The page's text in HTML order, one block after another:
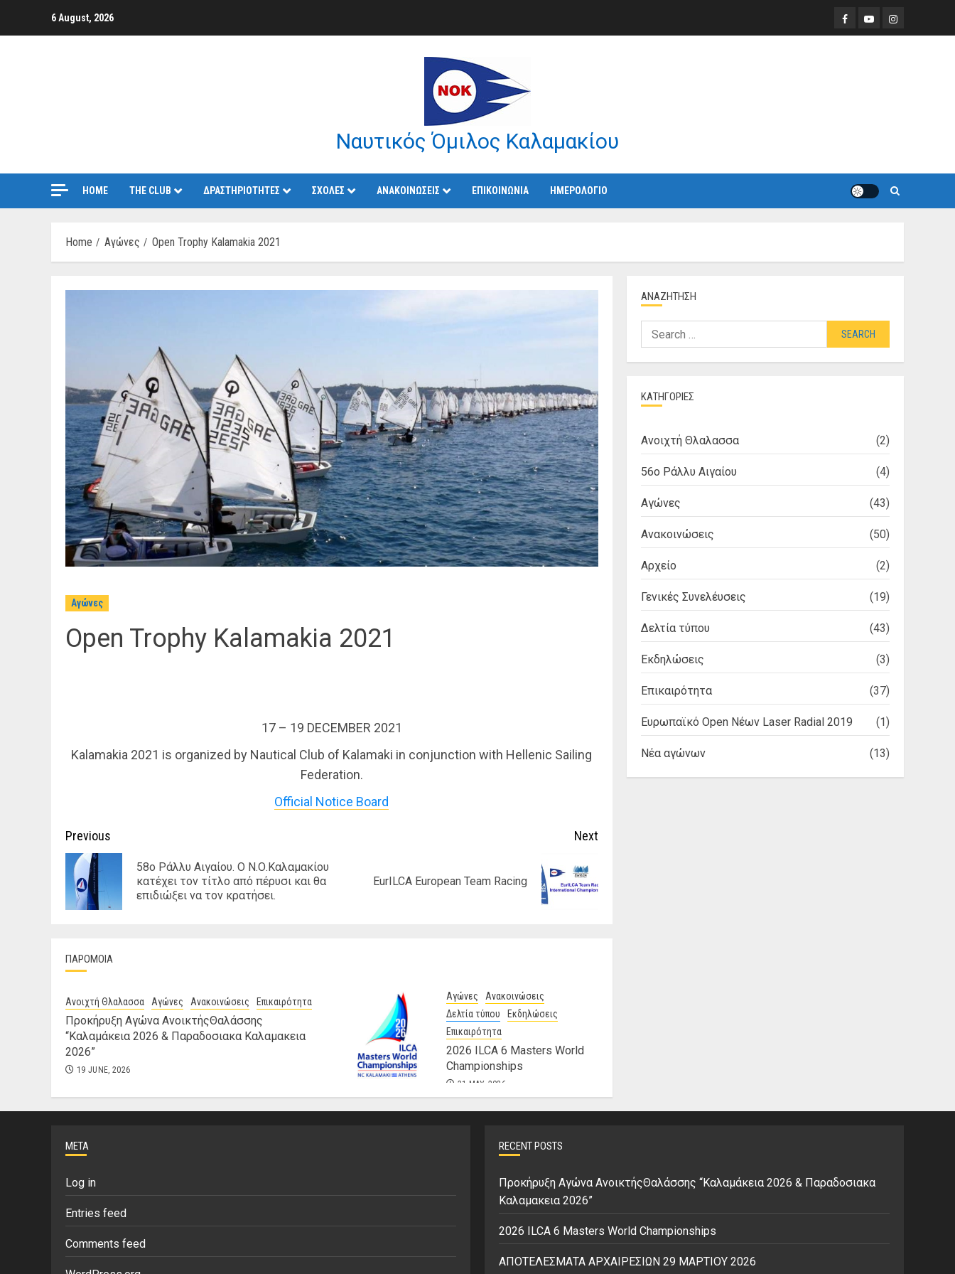
6 August, 2026 Facebook
YoutubeInstagram
Ναυτικός Όμιλος Καλαμακίου
HOME THE CLUB ΔΡΑΣΤΗΡΙΟΤΗΤΕΣ ΣΧΟΛΕΣ ΑΝΑΚΟΙΝΩΣΕΙΣ ΕΠΙΚΟΙΝΩΝΙΑ ΗΜΕΡΟΛOΓΙΟ
Home Αγώνες Open Trophy Kalamakia 2021
Αγώνες
Open Trophy Kalamakia 2021
17 – 19 DECEMBER 2021
Kalamakia 2021 is organized by Nautical Club of Kalamaki in conjunction with Hellenic Sailing
Federation.
Official Notice Board
Continue
Reading
Previous
Previous
58o Ράλλυ Αιγαίου. Ο Ν.Ο.Καλαμακίου
κατέχει τον τίτλο από πέρυσι και θα
επιδιώξει να τον κρατήσει.
Next
EurILCA European Team Racing
ΠΑΡΟΜΟΙΑ
Ανοιχτή Θλαλασσα Αγώνες Ανακοινώσεις Επικαιρότητα
Προκήρυξη Αγώνα ΑνοικτήςΘαλάσσης
“Καλαμάκεια 2026 & Παραδοσιακα Καλαμακεια
2026”
19 JUNE, 2026
Αγώνες
Ανακοινώσεις
Δελτία τύπου
Εκδηλώσεις
Επικαιρότητα
2026 ILCA 6 Masters World
Championships
31 MAY, 2026
ΑΝΑΖΗΤΗΣΗ
Search
for:
ΚΑΤΗΓΟΡΙΕΣ
Ανοιχτή Θλαλασσα (2)
56ο Ράλλυ Αιγαίου (4)
Αγώνες (43)
Ανακοινώσεις (50)
Αρχείο (2)
Γενικές Συνελέυσεις (19)
Δελτία τύπου (43)
Εκδηλώσεις (3)
Επικαιρότητα (37)
Ευρωπαϊκό Open Νέων Laser Radial 2019 (1)
Νέα αγώνων (13)
META
Log in
Entries feed
Comments feed
RECENT POSTS
Προκήρυξη Αγώνα ΑνοικτήςΘαλάσσης “Καλαμάκεια 2026 & Παραδοσιακα
Καλαμακεια 2026”
2026 ILCA 6 Masters World Championships
ΑΠΟΤΕΛΕΣΜΑΤΑ ΑΡΧΑΙΡΕΣΙΩΝ 29 ΜΑΡΤΙΟΥ 2026